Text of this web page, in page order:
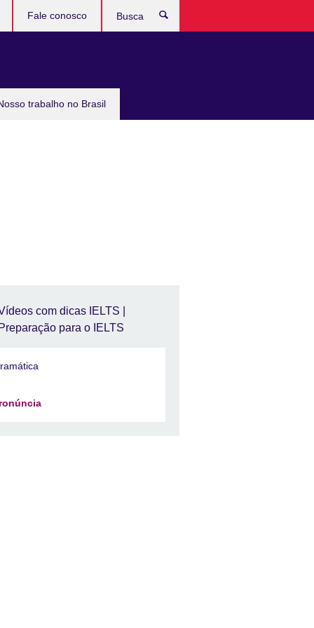
trabalho no Brasil
Fale conosco
com dicas IELTS |
para o IELTS